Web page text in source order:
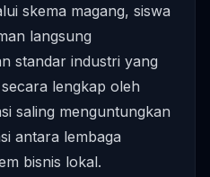
skema magang, siswa
langsung
standar industri yang
lengkap oleh
saling menguntungkan
antara lembaga
bisnis lokal.